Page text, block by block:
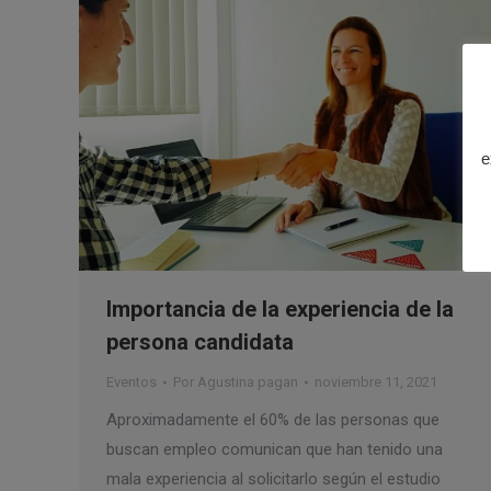
Importancia de la experiencia de la
persona candidata
Eventos Por Agustina pagan noviembre 11, 2021
Aproximadamente el 60% de las personas que
buscan empleo comunican que han tenido una
mala experiencia al solicitarlo según el estudio